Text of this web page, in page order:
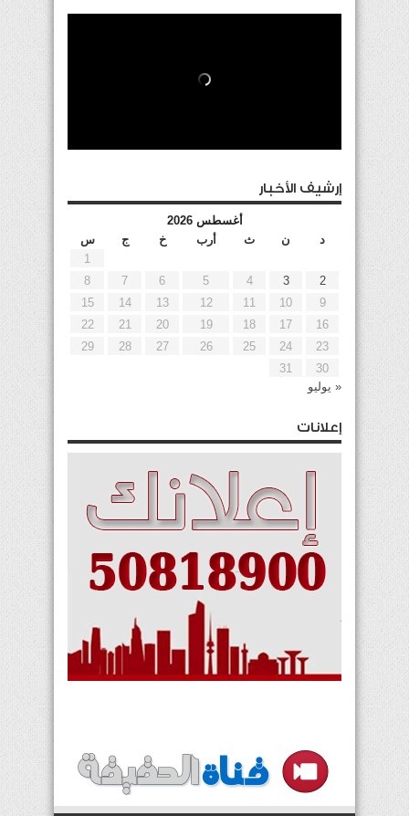
إرشيف الأخبار
أغسطس 2026
د
ن ث أرب خ ج
س
1
2
3
4
5
6
7
8
9
10
11
12
13
14
15
16
17
18
19
20
21
22
23
24
25
26
27
28
29
30
31
« يوليو
إعلانات